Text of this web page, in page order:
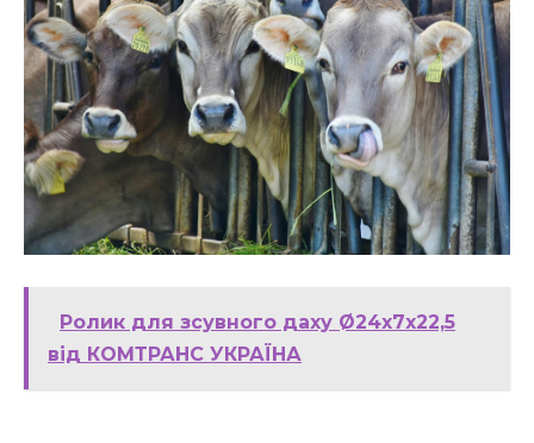
Ролик для зсувного даху Ø24x7x22,5
від КОМТРАНС УКРАЇНА